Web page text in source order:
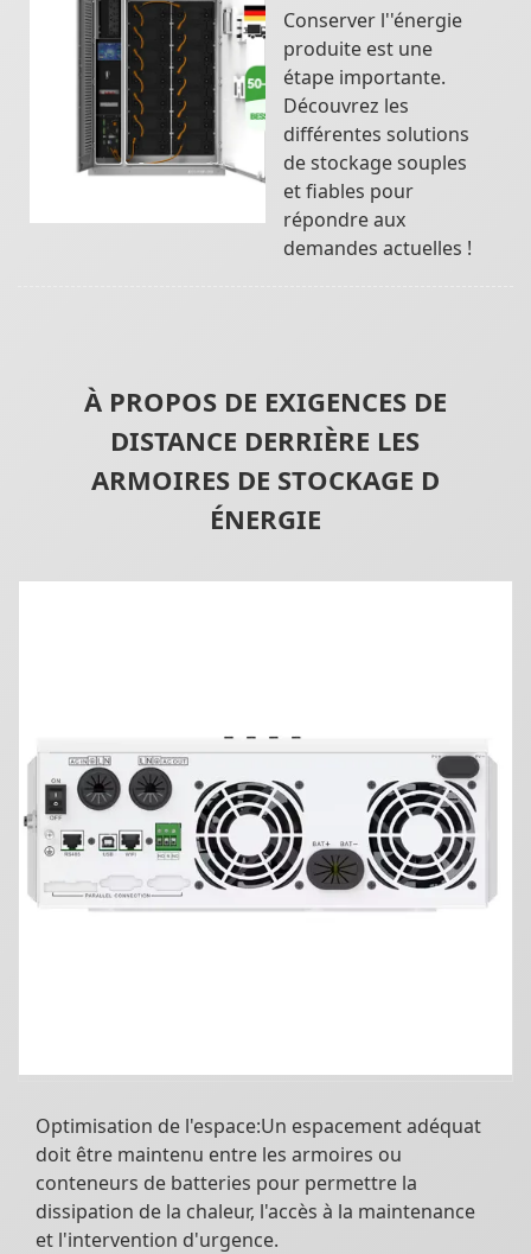
Conserver l''énergie
produite est une
étape importante.
Découvrez les
différentes solutions
de stockage souples
et fiables pour
répondre aux
demandes actuelles !
À PROPOS DE EXIGENCES DE
DISTANCE DERRIÈRE LES
ARMOIRES DE STOCKAGE D
ÉNERGIE
Optimisation de l'espace:Un espacement adéquat
doit être maintenu entre les armoires ou
conteneurs de batteries pour permettre la
dissipation de la chaleur, l'accès à la maintenance
et l'intervention d'urgence.